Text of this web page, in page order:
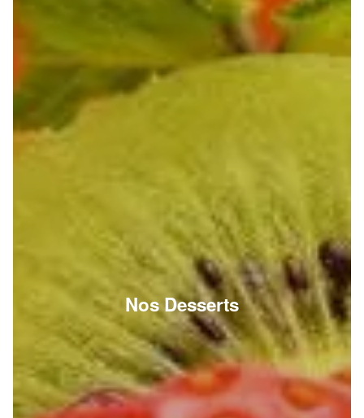
Nos Desserts